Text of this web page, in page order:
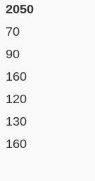
2050
70
90
160
120
130
160